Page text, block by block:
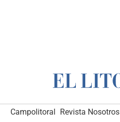
Campolitoral Revista Nosotros